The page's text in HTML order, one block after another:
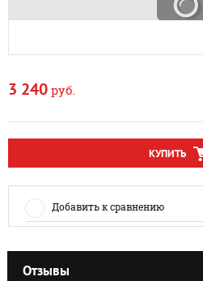
3 240 руб.
КУПИТЬ
Добавить к сравнению
Отзывы